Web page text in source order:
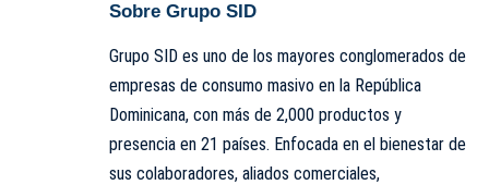
Sobre Grupo SID
Grupo SID es uno de los mayores conglomerados de
empresas de consumo masivo en la República
Dominicana, con más de 2,000 productos y
presencia en 21 países. Enfocada en el bienestar de
sus colaboradores, aliados comerciales,